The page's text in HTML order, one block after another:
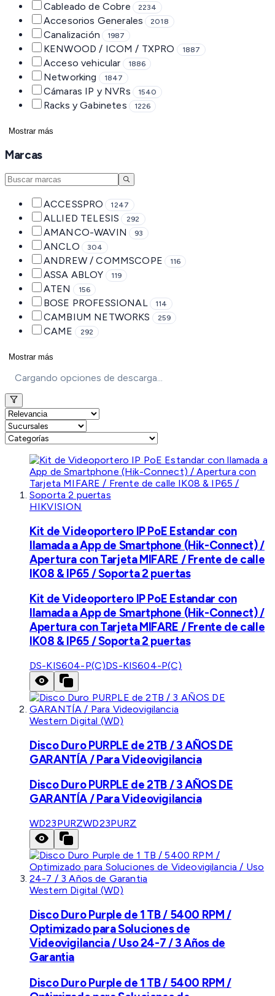
Cableado de Cobre 2234
Accesorios Generales 2018
Canalización 1987
KENWOOD / ICOM / TXPRO 1887
Acceso vehicular 1886
Networking 1847
Cámaras IP y NVRs 1540
Racks y Gabinetes 1226
Mostrar más
Marcas
ACCESSPRO 1247
ALLIED TELESIS 292
AMANCO-WAVIN 93
ANCLO 304
ANDREW / COMMSCOPE 116
ASSA ABLOY 119
ATEN 156
BOSE PROFESSIONAL 114
CAMBIUM NETWORKS 259
CAME 292
Mostrar más
Cargando opciones de descarga...
HIKVISION
Kit de Videoportero IP PoE Estandar con
llamada a App de Smartphone (Hik-Connect) /
Apertura con Tarjeta MIFARE / Frente de calle
IK08 & IP65 / Soporta 2 puertas
Kit de Videoportero IP PoE Estandar con
llamada a App de Smartphone (Hik-Connect) /
Apertura con Tarjeta MIFARE / Frente de calle
IK08 & IP65 / Soporta 2 puertas
DS-KIS604-P(C)DS-KIS604-P(C)
Western Digital (WD)
Disco Duro PURPLE de 2TB / 3 AÑOS DE
GARANTÍA / Para Videovigilancia
Disco Duro PURPLE de 2TB / 3 AÑOS DE
GARANTÍA / Para Videovigilancia
WD23PURZWD23PURZ
Western Digital (WD)
Disco Duro Purple de 1 TB / 5400 RPM /
Optimizado para Soluciones de
Videovigilancia / Uso 24-7 / 3 Años de
Garantia
Disco Duro Purple de 1 TB / 5400 RPM /